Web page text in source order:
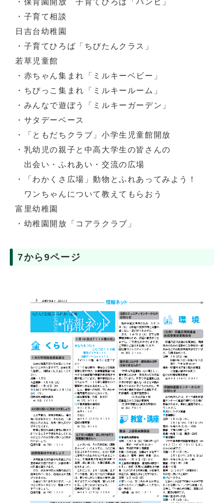
・子育て相談
日吉台幼稚園
・子育てひろば「ちびたんクラス」
若草児童館
・赤ちゃん集まれ「ミルキーベビー」
・ちびっこ集まれ「ミルキールーム」
・みんなで遊ぼう「ミルキーガーデン」
・サタデーベース
・「ともだちクラブ」小学生児童館開放
・乳幼児の親子と中高大学生の皆さんの
出会い・ふれあい・交流の広場
・「わかくさ広場」動物とふれあってみよう！
ワンちゃんについて教えてもらおう
富里幼稚園
・幼稚園開放「コアラクラブ」
7から9ページ